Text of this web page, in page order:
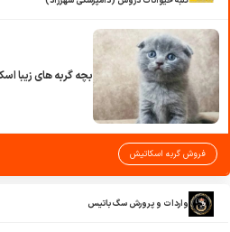
بچه گربه های زیبا
فروش گربه اسکاتیش
واردات و پرورش سگ باتیس